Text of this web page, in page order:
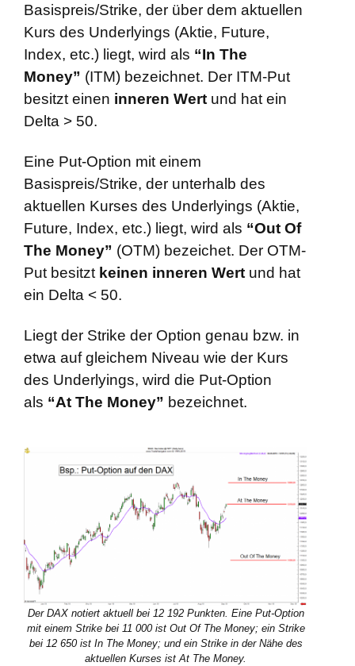
Basispreis/Strike, der über dem aktuellen
Kurs des Underlyings (Aktie, Future,
Index, etc.) liegt, wird als “In The
Money” (ITM) bezeichnet. Der ITM-Put
besitzt einen inneren Wert und hat ein
Delta > 50.
Eine Put-Option mit einem
Basispreis/Strike, der unterhalb des
aktuellen Kurses des Underlyings (Aktie,
Future, Index, etc.) liegt, wird als “Out Of
The Money” (OTM) bezeichet. Der OTM-
Put besitzt keinen inneren Wert und hat
ein Delta < 50.
Liegt der Strike der Option genau bzw. in
etwa auf gleichem Niveau wie der Kurs
des Underlyings, wird die Put-Option
als “At The Money” bezeichnet.
Der DAX notiert aktuell bei 12 192 Punkten. Eine Put-Option
mit einem Strike bei 11 000 ist Out Of The Money; ein Strike
bei 12 650 ist In The Money; und ein Strike in der Nähe des
aktuellen Kurses ist At The Money.